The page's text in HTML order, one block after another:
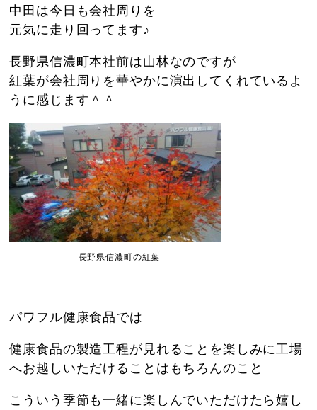
中田は今日も会社周りを
元気に走り回ってます♪
長野県信濃町本社前は山林なのですが
紅葉が会社周りを華やかに演出してくれているよ
うに感じます＾＾
長野県信濃町の紅葉
パワフル健康食品では
健康食品の製造工程が見れることを楽しみに工場
へお越しいただけることはもちろんのこと
こういう季節も一緒に楽しんでいただけたら嬉し